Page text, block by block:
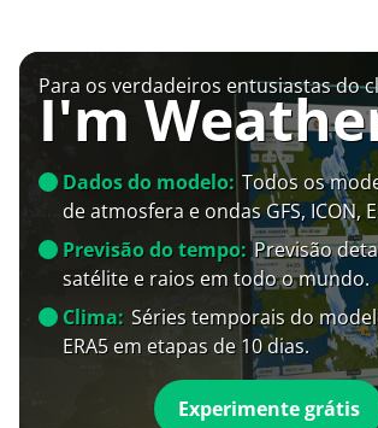
Para os verdadeiros entusiastas do
I'm
Dados do modelo: Todos os
de atmosfera e ondas GFS, ICON,
Previsão do tempo: Previsão
satélite e raios em todo o mundo.
Clima: Séries temporais do
ERA5 em etapas de 10 dias.
Experimente grátis